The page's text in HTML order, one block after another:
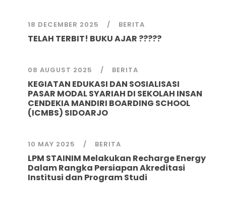
18 DECEMBER 2025 BERITA
TELAH TERBIT! BUKU AJAR ?????
08 AUGUST 2025 BERITA
KEGIATAN EDUKASI DAN SOSIALISASI
PASAR MODAL SYARIAH DI SEKOLAH INSAN
CENDEKIA MANDIRI BOARDING SCHOOL
(ICMBS) SIDOARJO
10 MAY 2025 BERITA
LPM STAINIM Melakukan Recharge Energy
Dalam Rangka Persiapan Akreditasi
Institusi dan Program Studi